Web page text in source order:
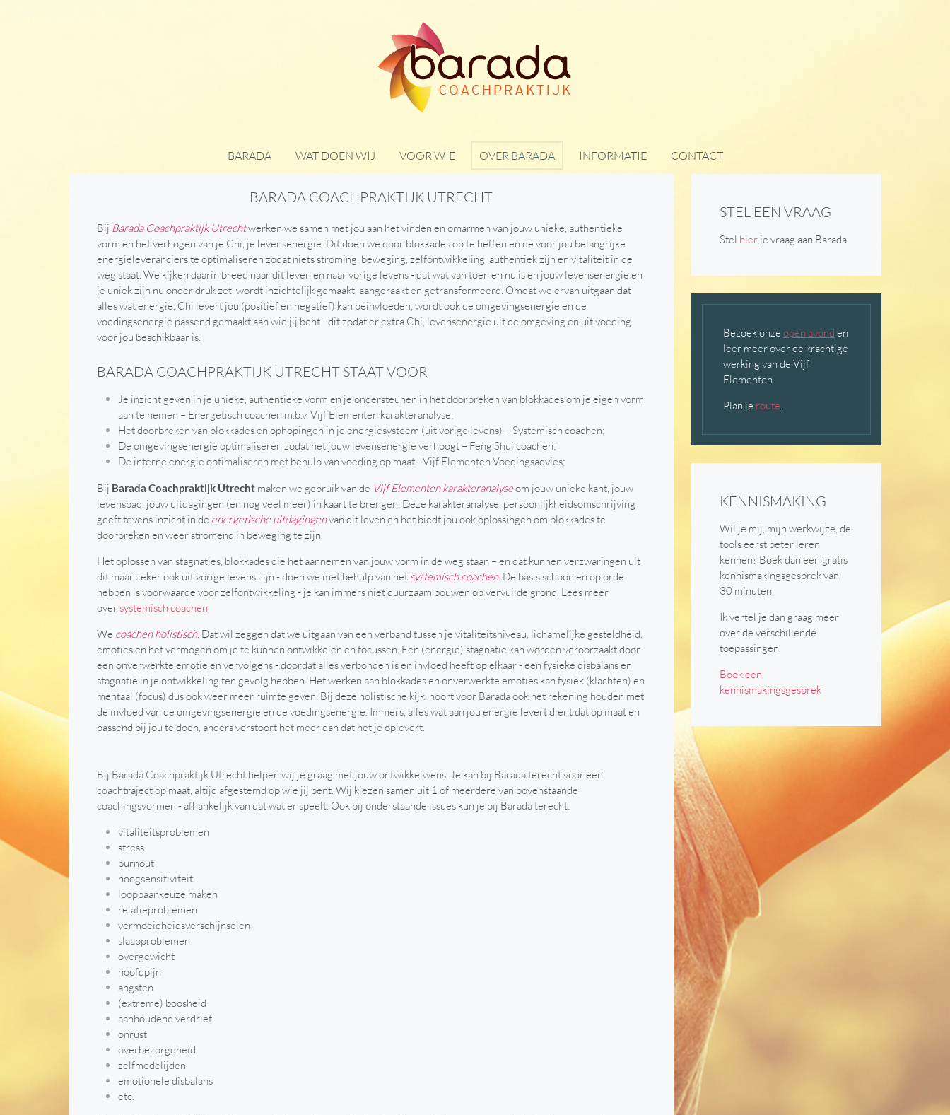
BARADA WAT DOEN WIJ VOOR WIE OVER BARADA INFORMATIE CONTACT
BARADA COACHPRAKTIJK UTRECHT
Bij Barada Coachpraktijk Utrechtwerken we samen met jou aan het vinden en omarmen van jouw unieke, authentieke
vorm en het verhogen van je Chi, je levensenergie. Dit doen we door blokkades op te heffen en de voor jou belangrijke
energieleveranciers te optimaliseren zodat niets stroming, beweging, zelfontwikkeling, authentiek zijn en vitaliteit in de
weg staat. We kijken daarin breed naar dit leven en naar vorige levens - dat wat van toen en nu is en jouw levensenergie en
je uniek zijn nu onder druk zet, wordt inzichtelijk gemaakt, aangeraakt en getransformeerd. Omdat we ervan uitgaan dat
alles wat energie, Chi levert jou (positief en negatief) kan beinvloeden, wordt ook de omgevingsenergie en de
voedingsenergie passend gemaakt aan wie jij bent - dit zodat er extra Chi, levensenergie uit de omgeving en uit voeding
voor jou beschikbaar is.
BARADA COACHPRAKTIJK UTRECHT STAAT VOOR
Je inzicht geven in je unieke, authentieke vorm en je ondersteunen in het doorbreken van blokkades om je eigen vorm
aan te nemen – Energetisch coachen m.b.v. Vijf Elementen karakteranalyse;
Het doorbreken van blokkades en ophopingen in je energiesysteem (uit vorige levens) – Systemisch coachen;
De omgevingsenergie optimaliseren zodat het jouw levensenergie verhoogt – Feng Shui coachen;
De interne energie optimaliseren met behulp van voeding op maat - Vijf Elementen Voedingsadvies;
Bij Barada Coachpraktijk Utrecht maken we gebruik van de Vijf Elementen karakteranalyseom jouw unieke kant, jouw
levenspad, jouw uitdagingen (en nog veel meer) in kaart te brengen. Deze karakteranalyse, persoonlijkheidsomschrijving
geeft tevens inzicht in de energetische uitdagingenvan dit leven en het biedt jou ook oplossingen om blokkades te
doorbreken en weer stromend in beweging te zijn.
Het oplossen van stagnaties, blokkades die het aannemen van jouw vorm in de weg staan – en dat kunnen verzwaringen uit
dit maar zeker ook uit vorige levens zijn - doen we met behulp van het systemisch coachen. De basis schoon en op orde
hebben is voorwaarde voor zelfontwikkeling - je kan immers niet duurzaam bouwen op vervuilde grond. Lees meer
over systemisch coachen.
We coachen holistisch. Dat wil zeggen dat we uitgaan van een verband tussen je vitaliteitsniveau, lichamelijke gesteldheid,
emoties en het vermogen om je te kunnen ontwikkelen en focussen. Een (energie) stagnatie kan worden veroorzaakt door
een onverwerkte emotie en vervolgens - doordat alles verbonden is en invloed heeft op elkaar - een fysieke disbalans en
stagnatie in je ontwikkeling ten gevolg hebben. Het werken aan blokkades en onverwerkte emoties kan fysiek (klachten) en
mentaal (focus) dus ook weer meer ruimte geven. Bij deze holistische kijk, hoort voor Barada ook het rekening houden met
de invloed van de omgevingsenergie en de voedingsenergie. Immers, alles wat aan jou energie levert dient dat op maat en
passend bij jou te doen, anders verstoort het meer dan dat het je oplevert.
Bij Barada Coachpraktijk Utrecht helpen wij je graag met jouw ontwikkelwens. Je kan bij Barada terecht voor een
coachtraject op maat, altijd afgestemd op wie jij bent. Wij kiezen samen uit 1 of meerdere van bovenstaande
coachingsvormen - afhankelijk van dat wat er speelt. Ook bij onderstaande issues kun je bij Barada terecht:
vitaliteitsproblemen
stress
burnout
hoogsensitiviteit
loopbaankeuze maken
relatieproblemen
vermoeidheidsverschijnselen
slaapproblemen
overgewicht
hoofdpijn
angsten
(extreme) boosheid
aanhoudend verdriet
onrust
overbezorgdheid
zelfmedelijden
emotionele disbalans
etc.
STEL EEN VRAAG
Stel hier je vraag aan Barada.
Bezoek onze open avond en
leer meer over de krachtige
werking van de Vijf
Elementen.
Plan je route.
KENNISMAKING
Wil je mij, mijn werkwijze, de
tools eerst beter leren
kennen? Boek dan een gratis
kennismakingsgesprek van
30 minuten.
Ik vertel je dan graag meer
over de verschillende
toepassingen.
Boek een
kennismakingsgesprek